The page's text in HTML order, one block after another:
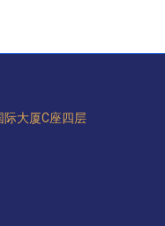
大厦C座四层